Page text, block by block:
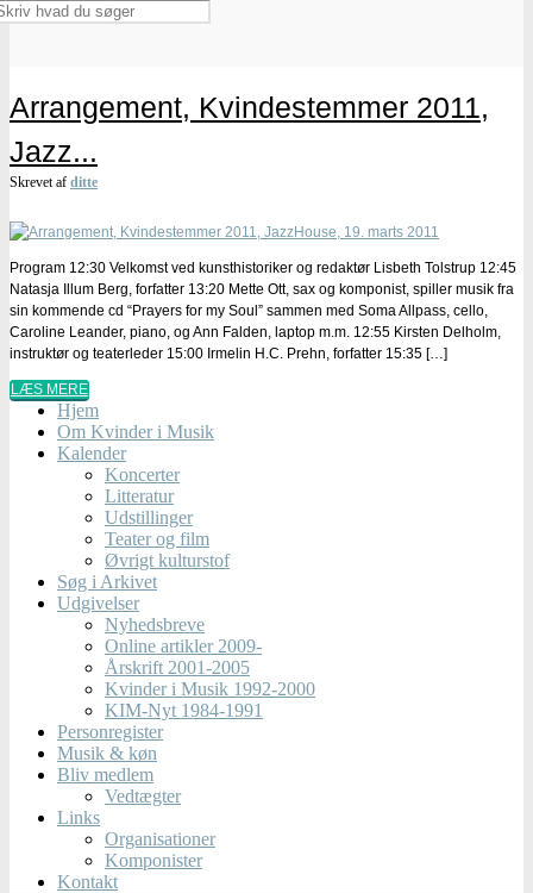
Arrangement, Kvindestemmer 2011,
Jazz...
Skrevet af ditte
Program 12:30 Velkomst ved kunsthistoriker og redaktør Lisbeth Tolstrup 12:45
Natasja Illum Berg, forfatter 13:20 Mette Ott, sax og komponist, spiller musik fra
sin kommende cd “Prayers for my Soul” sammen med Soma Allpass, cello,
Caroline Leander, piano, og Ann Falden, laptop m.m. 12:55 Kirsten Delholm,
instruktør og teaterleder 15:00 Irmelin H.C. Prehn, forfatter 15:35 […]
LÆS MERE
Hjem
Om Kvinder i Musik
Kalender
Koncerter
Litteratur
Udstillinger
Teater og film
Øvrigt kulturstof
Søg i Arkivet
Udgivelser
Nyhedsbreve
Online artikler 2009-
Årskrift 2001-2005
Kvinder i Musik 1992-2000
KIM-Nyt 1984-1991
Personregister
Musik & køn
Bliv medlem
Vedtægter
Links
Organisationer
Komponister
Kontakt